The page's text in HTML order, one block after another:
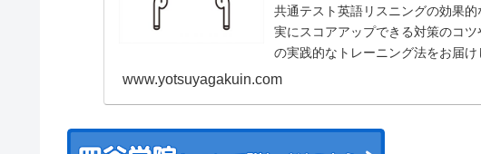
共通テスト英語リスニングの効果
実にスコアアップできる対策のコ
の実践的なトレーニング法をお届け
www.yotsuyagakuin.com